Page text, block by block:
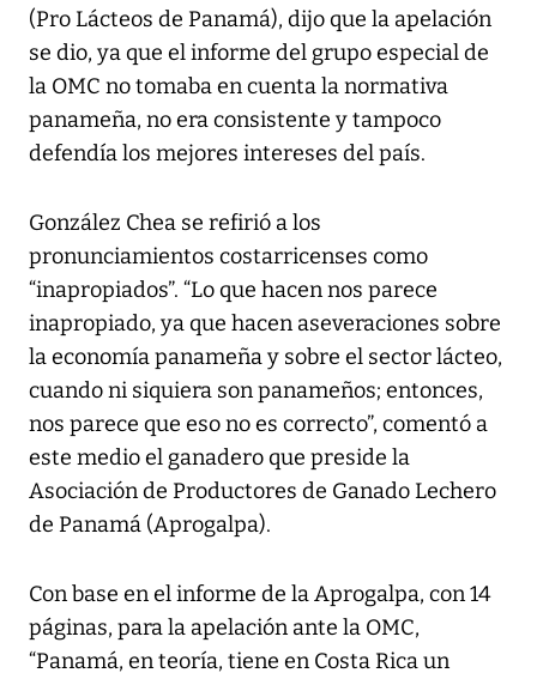
(Pro Lácteos de Panamá), dijo que la apelación
se dio, ya que el informe del grupo especial de
la OMC no tomaba en cuenta la normativa
panameña, no era consistente y tampoco
defendía los mejores intereses del país.
González Chea se refirió a los
pronunciamientos costarricenses como
“inapropiados”. “Lo que hacen nos parece
inapropiado, ya que hacen aseveraciones sobre
la economía panameña y sobre el sector lácteo,
cuando ni siquiera son panameños; entonces,
nos parece que eso no es correcto”, comentó a
este medio el ganadero que preside la
Asociación de Productores de Ganado Lechero
de Panamá (Aprogalpa).
Con base en el informe de la Aprogalpa, con 14
páginas, para la apelación ante la OMC,
“Panamá, en teoría, tiene en Costa Rica un